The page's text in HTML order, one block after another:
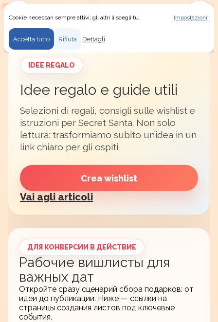
Menu Accedi
Secret Santa Idee regalo
IDEE REGALO
Idee regalo e guide utili
Selezioni di regali, consigli sulle wishlist e
istruzioni per Secret Santa. Non solo
lettura: trasformiamo subito un’idea in un
link chiaro per gli ospiti.
Crea wishlist
Vai agli articoli
ДЛЯ КОНВЕРСИИ В ДЕЙСТВИЕ
Рабочие вишлисты для
важных дат
Откройте сразу сценарий сбора подарков: от
идеи до публикации. Ниже — ссылки на
страницы создания листов под ключевые
события.
Usiamo i cookie
Impostazioni
Cookie necessari sempre attivi; gli altri li scegli tu.
Accetta tutto Rifiuta Dettagli